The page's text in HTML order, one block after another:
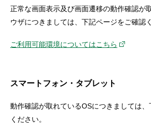
使い方
正常な画面表示及び画面遷移の動作確認が
ウザにつきましては、下記ページをご確認
ご利用可能環境についてはこちら
スマートフォン・タブレット
動作確認が取れているOSにつきましては
ください。